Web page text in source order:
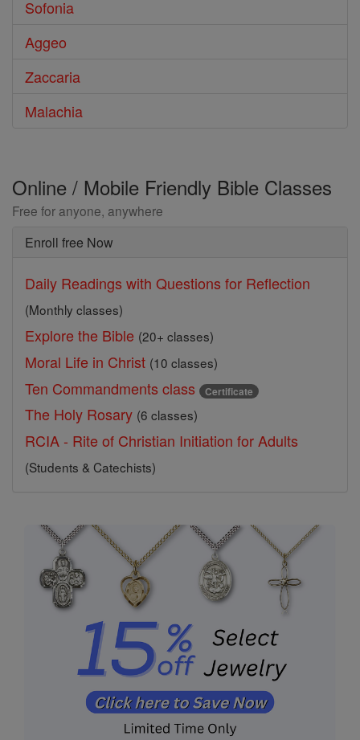
Sofonia
Aggeo
Zaccaria
Malachia
Online / Mobile Friendly Bible Classes
Free for anyone, anywhere
Enroll free Now
Daily Readings with Questions for Reflection
(Monthly classes)
Explore the Bible (20+ classes)
Moral Life in Christ (10 classes)
Ten Commandments class Certificate
The Holy Rosary (6 classes)
RCIA - Rite of Christian Initiation for Adults
(Students & Catechists)